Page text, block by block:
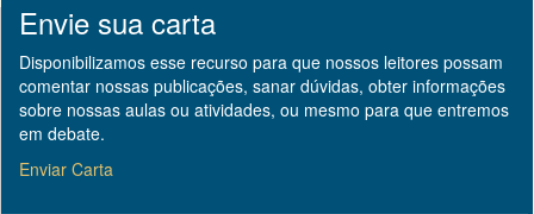
Envie sua carta
Disponibilizamos esse recurso para que nossos leitores possam
comentar nossas publicações, sanar dúvidas, obter informações
sobre nossas aulas ou atividades, ou mesmo para que entremos
em debate.
Enviar Carta